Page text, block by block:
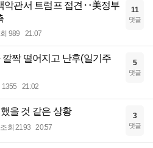
악관서 트럼프 접견‥美정부
989 21:07
11
댓글
짝 떨어지고 난후(일기주
1355 21:02
5
댓글
을 것 같은 상황
조회 2193 20:57
3
댓글